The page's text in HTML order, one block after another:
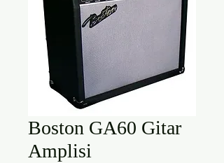
Boston GA60 Gitar
Amplisi